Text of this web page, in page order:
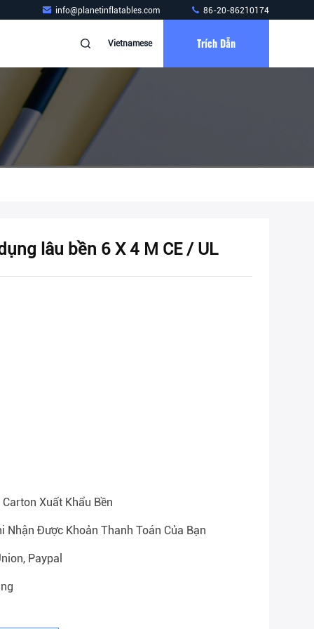
info@planetinflatables.com 86-20-86210174
Vietnamese Trích Dẫn
lâu bền 6 X 4 M CE / UL
Xuất Khẩu Bền
Nhận Được Khoản Thanh Toán Của Bạn
Paypal